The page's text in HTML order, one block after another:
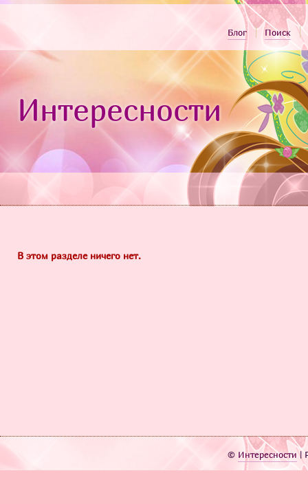
Блог Поиск
Интересности
В этом разделе ничего нет.
© Интересности|